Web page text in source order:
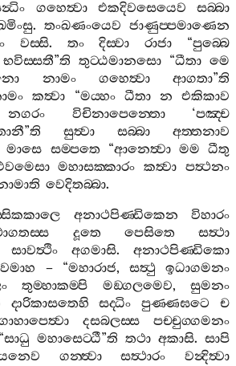
ගහෙත්‍වා එකදිවසෙයෙව
සබ‍්බා
. තංඛණංයෙව ජාණුප‍්පමාණෙන
වස‍්සි. තං දිස‍්වා රාජා “පුබ‍්බෙ
භවිස‍්සතී”ති තුට‍්ඨමානසො “ධීතා මෙ
නාමං ගහෙත්‍වා ආගතා”ති
කත්‍වා “මය‍්හං ධීතා න
එකිකාව
නගරං විචිනාපෙන‍්තො‘පඤ‍්ච
”ති සුත්‍වා සබ‍්බා
අත‍්තනාව
මාසෙ සම‍්පතෙ “ආනෙත්‍වා මම ධීතු
මහාසක‍්කාරං කත්‍වා පත්‍ථනං
වෙදිතබ‍්බා.
අනාථපිණ‍්ඩිකෙන
විහාරං
දූතෙ පෙසිතෙ
සත්‍ථා
සාවත්‍ථිං අගමාසි. අනාථපිණ‍්ඩිකො
– “මහාරාජ, සත්‍ථු
ඉධාගමනං
තුම‍්හාකම‍්පි මඞ‍්ගලමෙව, සුමනං
දාරිකාසතෙහි සද‍්ධිං පුණ‍්ණඝටෙ
ච
දසබලස‍්ස
පච‍්චුග‍්ගමනං
සාධු මහාසෙට‍්ඨී”ති තථා අකාසි. සාපි
ගන‍්ත්‍වා සත්‍ථාරං
වන්‍දිත්‍වා